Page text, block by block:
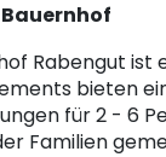
Rabengut ist
bieten
für 2 - 6
Familien